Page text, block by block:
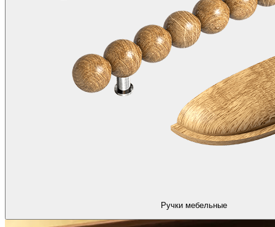
Ручки мебельные